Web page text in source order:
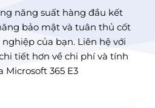
năng suất hàng đầu kết
bảo mật và tuân thủ cốt
của bạn. Liên hệ với
tiết hơn về chi phí và tính
Microsoft 365 E3